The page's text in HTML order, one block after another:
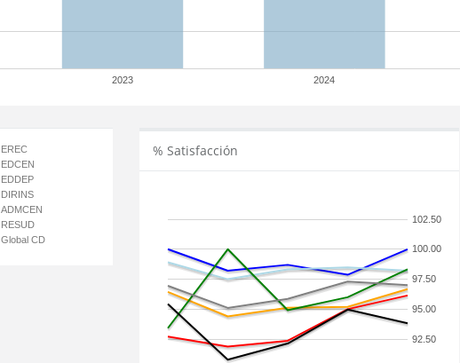
2023 2024
EREC
EDCEN
EDDEP
DIRINS
ADMCEN
RESUD
Global CD
% Satisfacción
92.50
95.00
97.50
100.00
102.50